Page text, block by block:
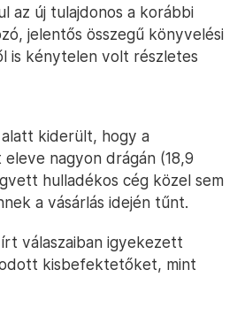
az új tulajdonos a korábbi
jelentős összegű könyvelési
is kénytelen volt részletes
kiderült, hogy a
nagyon drágán (18,9
hulladékos cég közel sem
a vásárlás idején tűnt.
válaszaiban igyekezett
kisbefektetőket, mint